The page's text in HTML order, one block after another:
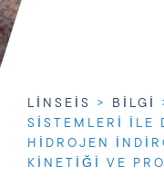
LINSEIS > BILGI
SISTEMLERI ILE
HIDROJEN
KINETIĞI VE